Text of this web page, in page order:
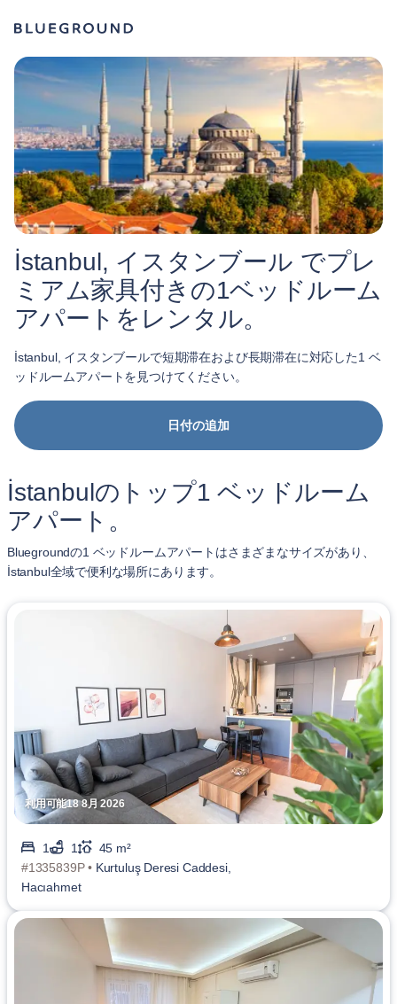
İstanbul, イスタンブール でプレ
ミアム家具付きの1ベッドルーム
アパートをレンタル。
İstanbul, イスタンブールで短期滞在および長期滞在に対応した1 ベ
ッドルームアパートを見つけてください。
日付の追加
İstanbulのトップ1 ベッドルーム
アパート。
Bluegroundの1 ベッドルームアパートはさまざまなサイズがあり、
İstanbul全域で便利な場所にあります。
利用可能18 8月 2026
1 1
45 m²
#1335839P • Kurtuluş Deresi Caddesi,
Hacıahmet